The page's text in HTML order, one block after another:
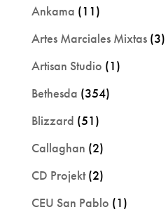
Ankama (11)
Artes Marciales Mixtas(3)
Artisan Studio (1)
Bethesda (354)
Blizzard (51)
Callaghan (2)
CD Projekt(2)
CEU San Pablo (1)